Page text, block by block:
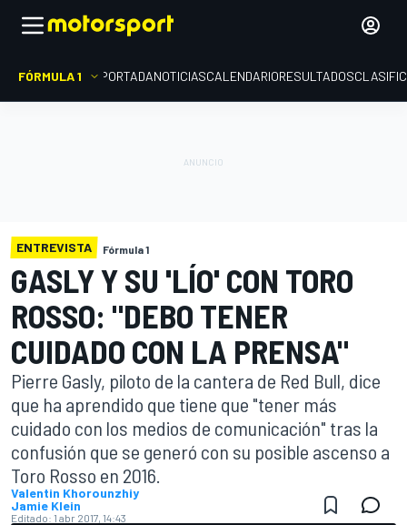
FÓRMULA 1 PORTADANOTICIASCALENDARIORESULTADOS
ENTREVISTA Fórmula 1
GASLY Y SU 'LÍO' CON TORO
ROSSO: "DEBO TENER
CUIDADO CON LA PRENSA"
Pierre Gasly, piloto de la cantera de Red Bull, dice
que ha aprendido que tiene que "tener más
cuidado con los medios de comunicación" tras la
confusión que se generó con su posible ascenso a
Toro Rosso en 2016.
Valentin Khorounzhiy
Jamie Klein
Editado: 1 abr 2017, 14:43